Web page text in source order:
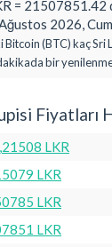
= 21507851.42
2026,
Bitcoin (BTC) kaç
bir
Fiyatları
LKR
LKR
LKR
LKR